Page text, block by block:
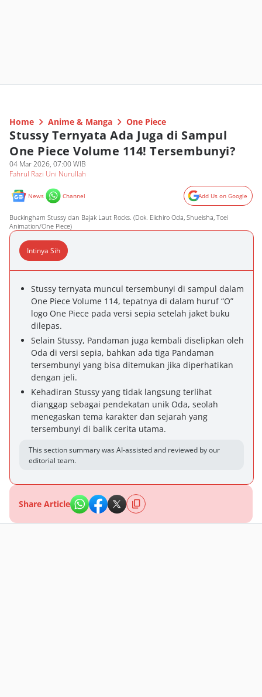
Home Anime & Manga One Piece
Stussy Ternyata Ada Juga di Sampul
One Piece Volume 114! Tersembunyi?
04 Mar 2026, 07:00 WIB
Fahrul Razi Uni Nurullah
News Channel Add Us on Google
Buckingham Stussy dan Bajak Laut Rocks. (Dok. Eiichiro Oda, Shueisha, Toei
Animation/One Piece)
Intinya Sih
Stussy ternyata muncul tersembunyi di sampul dalam
One Piece Volume 114, tepatnya di dalam huruf “O”
logo One Piece pada versi sepia setelah jaket buku
dilepas.
Selain Stussy, Pandaman juga kembali diselipkan oleh
Oda di versi sepia, bahkan ada tiga Pandaman
tersembunyi yang bisa ditemukan jika diperhatikan
dengan jeli.
Kehadiran Stussy yang tidak langsung terlihat
dianggap sebagai pendekatan unik Oda, seolah
menegaskan tema karakter dan sejarah yang
tersembunyi di balik cerita utama.
This section summary was AI-assisted and reviewed by our
editorial team.
Share Article